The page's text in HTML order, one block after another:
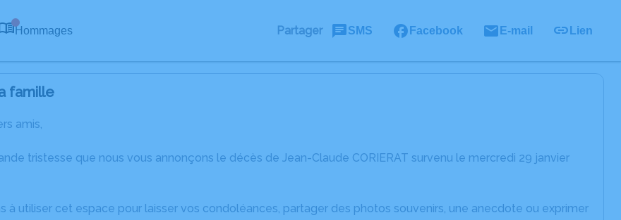
Hommages Partager SMS Facebook E-mail Lien
famille
amis,
tristesse que nous vous annonçons le décès de Jean-Claude CORIERAT survenu le mercredi 29 janvier
à utiliser cet espace pour laisser vos condoléances, partager des photos souvenirs, une anecdote ou exprimer